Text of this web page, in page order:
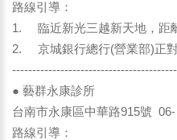
路線引導：
1. 臨近新光三越新天地，距
2. 京城銀行總行(營業部)正
● 藝群永康診所
台南市永康區中華路915號 06-
路線引導：